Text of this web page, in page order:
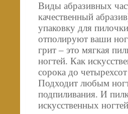
Виды абразивных
качественный
упаковку для
отполируют ваши
грит – это мягкая
ногтей. Как
сорока до
Подходит любым
подпиливания. И
искусственных